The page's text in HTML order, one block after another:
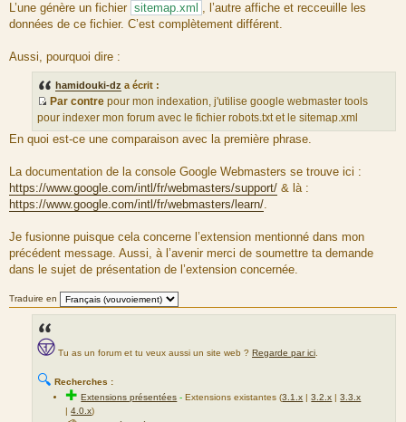
c
e
u
m
e
s
s
a
e
L’une génère un fichier sitemap.xml , l’autre affiche et recceuille les
données de ce fichier. C’est complètement différent.
Aussi, pourquoi dire :
hamidouki-dz a écrit :
S
o
u
c
e
d
m
e
s
a
g
e
Par contre pour mon indexation, j'utilise google webmaster tools
pour indexer mon forum avec le fichier robots.txt et le sitemap.xml
En quoi est-ce une comparaison avec la première phrase.
La documentation de la console Google Webmasters se trouve ici :
https://www.google.com/intl/fr/webmasters/support/ & là :
https://www.google.com/intl/fr/webmasters/learn/
Je fusionne puisque cela concerne l’extension mentionné dans mon
précédent message. Aussi, à l’avenir merci de soumettre ta demande
dans le sujet de présentation de l’extension concernée.
Traduire en
Tu as un forum et tu veux aussi un site web ? Regarde par ici
🔍 Recherches :
✚Extensions présentées -Extensions existantes (3.1.x |3.2.x |3.3.x
|4.0.x)